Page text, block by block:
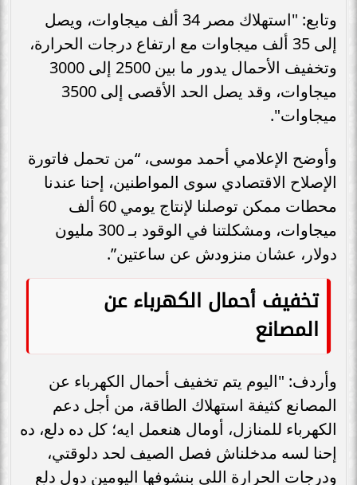
وتابع: "استهلاك مصر 34 ألف ميجاوات، ويصل
إلى 35 ألف ميجاوات مع ارتفاع درجات الحرارة،
وتخفيف الأحمال يدور ما بين 2500 إلى 3000
ميجاوات، وقد يصل الحد الأقصى إلى 3500
ميجاوات".
وأوضح الإعلامي أحمد موسى، “من تحمل فاتورة
الإصلاح الاقتصادي سوى المواطنين، إحنا عندنا
محطات ممكن توصلنا لإنتاج يومي 60 ألف
ميجاوات، ومشكلتنا في الوقود بـ 300 مليون
دولار، عشان منزودش عن ساعتين”.
تخفيف أحمال الكهرباء عن
المصانع
وأردف: "اليوم يتم تخفيف أحمال الكهرباء عن
المصانع كثيفة استهلاك الطاقة، من أجل دعم
الكهرباء للمنازل، أومال هنعمل ايه؛ كل ده دلع، ده
إحنا لسه مدخلناش فصل الصيف لحد دلوقتي،
ودرجات الحرارة اللي بنشوفها اليومين دول دلع